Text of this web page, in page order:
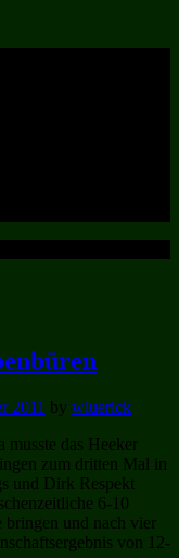
2011 by wluerick
musste das Heeker
zum dritten Mal in
und Dirk Respekt
6-10
und nach vier
von 12-